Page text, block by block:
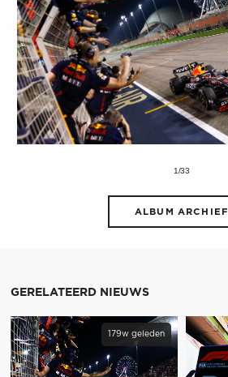
1/33
ALBUM ARCHIEF
GERELATEERD NIEUWS
179w geleden